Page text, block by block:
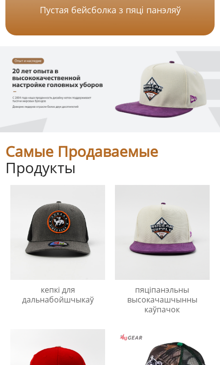
Пустая бейсболка з пяці панэляў
Самые Продаваемые
Продукты
кепкі для
дальнабойшчыкаў
пяціпанэльны
высокачашчынны
каўпачок